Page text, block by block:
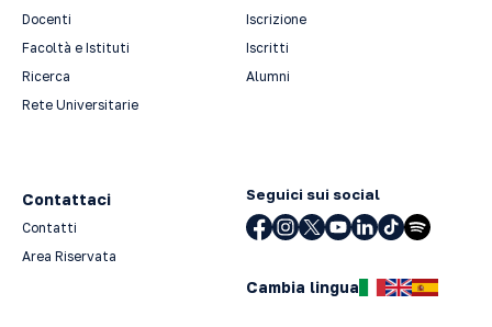
Docenti
Facoltà e Istituti
Ricerca
Rete Universitarie
Iscrizione
Iscritti
Alumni
Contattaci
Contatti
Area Riservata
Seguici sui social
Cambia lingua